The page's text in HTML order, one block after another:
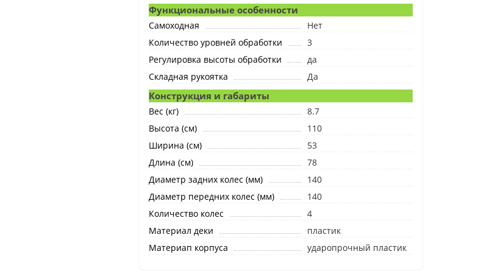
Функциональные особенности
Самоходная
Нет
Количество уровней обработки
3
Регулировка высоты обработки
да
Складная рукоятка
Да
Конструкция и габариты
Вес (кг)
8.7
Высота (см)
110
Ширина (см)
53
Длина (см)
78
Диаметр задних колес (мм)
140
Диаметр передних колес (мм)
140
Количество колес
4
Материал деки
пластик
Материап корпуса
ударопрочный пластик